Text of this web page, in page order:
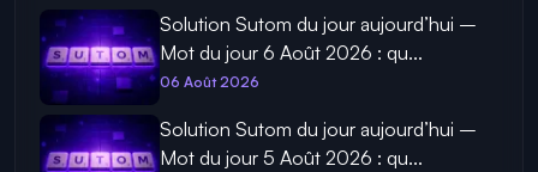
Solution Sutom du jour aujourd’hui –
Mot du jour 6 Août 2026 : qu...
06 Août 2026
Solution Sutom du jour aujourd’hui –
Mot du jour 5 Août 2026 : qu...